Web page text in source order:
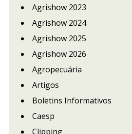
Agrishow 2023
Agrishow 2024
Agrishow 2025
Agrishow 2026
Agropecuária
Artigos
Boletins Informativos
Caesp
Clipping